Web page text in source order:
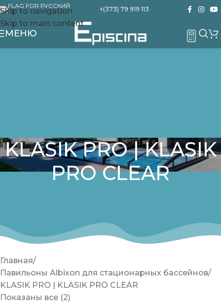
Skip to navigation
Skip to main content
+(373) 79 919 113
МЕНЮ
KLASIK PRO | KLASIK
PRO CLEAR
Главная
Павильоны Albixon для стационарных бассейнов
KLASIK PRO | KLASIK PRO CLEAR
Показаны все (2)